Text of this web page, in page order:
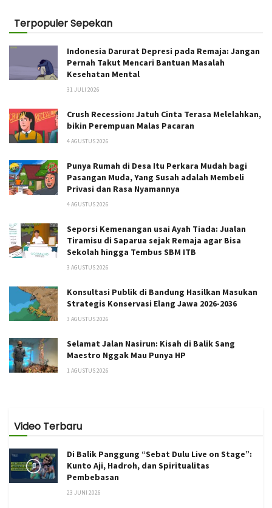
Terpopuler Sepekan
Indonesia Darurat Depresi pada Remaja: Jangan
Pernah Takut Mencari Bantuan Masalah
Kesehatan Mental
31 JULI 2026
Crush Recession: Jatuh Cinta Terasa Melelahkan,
bikin Perempuan Malas Pacaran
4 AGUSTUS 2026
Punya Rumah di Desa Itu Perkara Mudah bagi
Pasangan Muda, Yang Susah adalah Membeli
Privasi dan Rasa Nyamannya
4 AGUSTUS 2026
Seporsi Kemenangan usai Ayah Tiada: Jualan
Tiramisu di Saparua sejak Remaja agar Bisa
Sekolah hingga Tembus SBM ITB
3 AGUSTUS 2026
Konsultasi Publik di Bandung Hasilkan Masukan
Strategis Konservasi Elang Jawa 2026-2036
3 AGUSTUS 2026
Selamat Jalan Nasirun: Kisah di Balik Sang
Maestro Nggak Mau Punya HP
1 AGUSTUS 2026
Video Terbaru
Di Balik Panggung “Sebat Dulu Live on Stage”:
Kunto Aji, Hadroh, dan Spiritualitas
Pembebasan
23 JUNI 2026